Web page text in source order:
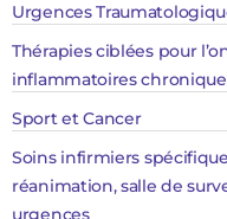
Urgences
Thérapies ciblées pour
inflammatoires
Sport et Cancer
Soins infirmiers
réanimation, salle de
urgences